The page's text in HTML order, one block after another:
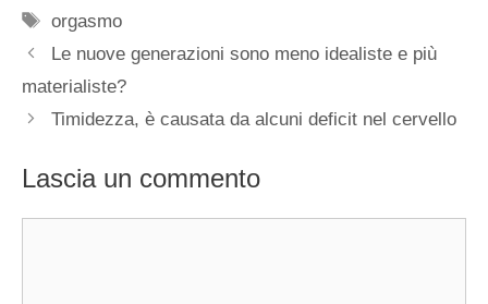
Tag
orgasmo
Le nuove generazioni sono meno idealiste e più
materialiste?
Timidezza, è causata da alcuni deficit nel cervello
Lascia un commento